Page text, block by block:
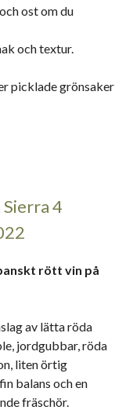
ost om du
och textur.
picklade grönsaker
Sierra 4
rött vin på
av lätta röda
jordgubbar, röda
liten örtig
balans och en
fräschör.